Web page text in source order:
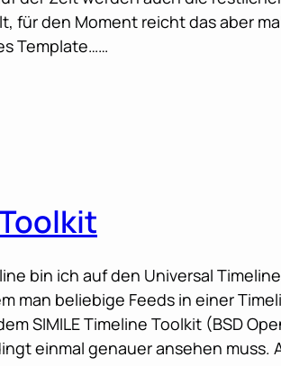
für den Moment reicht das aber
Template……
bin ich auf den Universal
man beliebige Feeds in einer
SIMILE Timeline Toolkit (BSD
einmal genauer ansehen muss.